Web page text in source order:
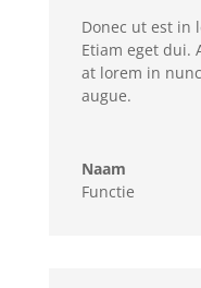
Donec ut est in
Etiam eget dui.
at lorem in
augue.
Naam
Functie